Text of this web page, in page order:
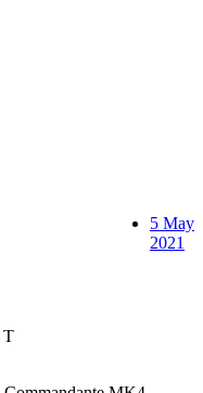
T
5 May
2021